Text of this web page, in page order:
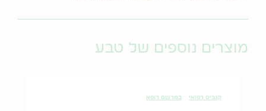
מוצרים נוספים של טבע
קנביס רפואי במרשם רופא